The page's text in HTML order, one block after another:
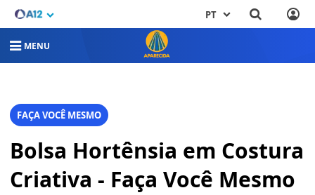
PT
MENU
FAÇA VOCÊ MESMO
Bolsa Hortênsia em Costura
Criativa - Faça Você Mesmo